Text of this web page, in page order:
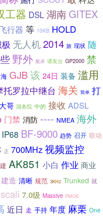
工器 DSL 湖南GITEX
行器 等 10KB HOLD
无人机2014 旅 现状 随
野外 船岸 请友台 GP2000 禁
GJB 该 24日 装备 滥用
托罗拉中继台 海关 简单 打
大哥 国务院 中的 接收 ADSL
门禁 消防 ---- NMEA 海外
IP68 BF-9000 趋势 召开 联动
正 700MHz视频监控
AK851 小白 作业 商业
建造 清晰 规范 3KHz Trunked 就
7.0级 Massive PMOS
近日 走 手持 年度 麻栗 One